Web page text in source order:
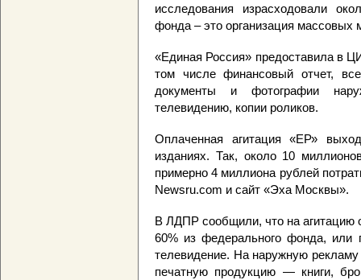
исследования израсходовали
фонда – это организация массовых
«Единая Россия» предоставила в
том числе финансовый отчет,
документы и фотографии
телевидению, копии роликов.
Оплаченная агитация «ЕР»
изданиях. Так, около 10
примерно 4 миллиона рублей
Newsru.com и сайт «Эха Москвы».
В ЛДПР сообщили, что на агитацию
60% из федерального фонда,
телевидение. На наружную
печатную продукцию — книги,